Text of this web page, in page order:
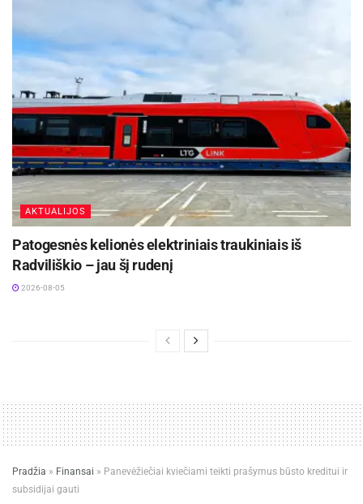
AKTUALIJOS
Patogesnės kelionės elektriniais traukiniais iš
Radviliškio – jau šį rudenį
2026-08-05
Pradžia » Finansai » Panevėžiečiai kviečiami teikti prašymus būsto kreditui ir
subsidijai gauti